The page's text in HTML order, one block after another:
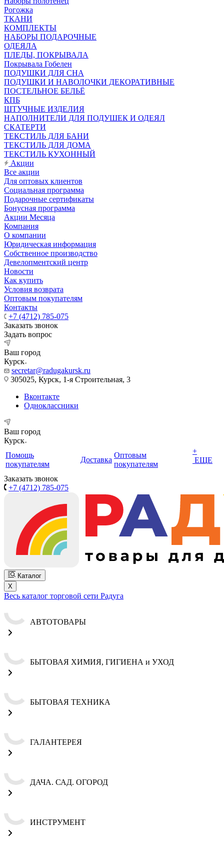
Рогожка
ТКАНИ
КОМПЛЕКТЫ
НАБОРЫ ПОДАРОЧНЫЕ
ОДЕЯЛА
ПЛЕДЫ, ПОКРЫВАЛА
Покрывала Гобелен
ПОДУШКИ ДЛЯ СНА
ПОДУШКИ И НАВОЛОЧКИ ДЕКОРАТИВНЫЕ
ПОСТЕЛЬНОЕ БЕЛЬЁ
КПБ
ШТУЧНЫЕ ИЗДЕЛИЯ
НАПОЛНИТЕЛИ ДЛЯ ПОДУШЕК И ОДЕЯЛ
СКАТЕРТИ
ТЕКСТИЛЬ ДЛЯ БАНИ
ТЕКСТИЛЬ ДЛЯ ДОМА
ТЕКСТИЛЬ КУХОННЫЙ
Акции
Все акции
Для оптовых клиентов
Социальная программа
Подарочные сертификаты
Бонусная программа
Акции Месяца
Компания
О компании
Юридическая информация
Собственное производство
Девелопментский центр
Новости
Как купить
Условия возврата
Оптовым покупателям
Контакты
+7 (4712) 785-075
Заказать звонок
Задать вопрос
Ваш город
Курск
secretar@radugakursk.ru
305025, Курск, 1-я Строительная, 3
Вконтакте
Одноклассники
Ваш город
Курск
Помощь
покупателям
Доставка
Оптовым
покупателям
+
ЕЩЕ
Заказать звонок
+7 (4712) 785-075
Каталог
X
Весь каталог торговой сети Радуга
АВТОТОВАРЫ
БЫТОВАЯ ХИМИЯ, ГИГИЕНА и УХОД
БЫТОВАЯ ТЕХНИКА
ГАЛАНТЕРЕЯ
ДАЧА. САД. ОГОРОД
ИНСТРУМЕНТ